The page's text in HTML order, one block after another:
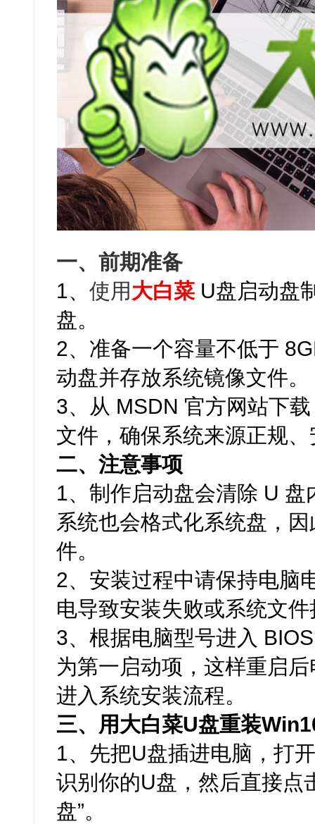
一、前期准备
1、使用 大白菜 U盘启动盘
盘。
2、准备一个容量不低于
动盘并存放系统镜像文件。
3、从 MSDN 官方网站下
文件，确保系统来源正规
二、注意事项
1、制作启动盘会清除 U
系统也会格式化系统盘，
件。
2、安装过程中请保持电脑
电导致安装失败或系统文
3、根据电脑型号进入
为第一启动项，这样重启
进入系统安装流程。
三、用大白菜U盘重装
1、先把U盘插进电脑，打
识别你的U盘，然后直接点
盘”。